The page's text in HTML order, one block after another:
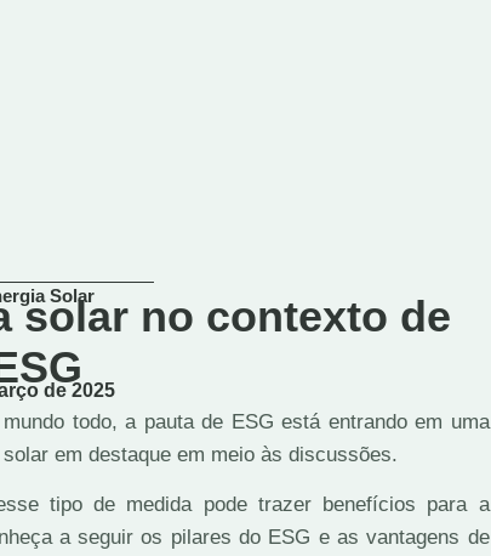
Solar
solar no contexto de
de 2025
mundo todo, a pauta de ESG está entrando em uma
em destaque em meio às discussões.
tipo de medida pode trazer benefícios para a
a seguir os pilares do ESG e as vantagens de